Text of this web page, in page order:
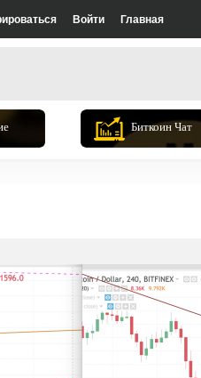
Войти Главная
Биткоин Чат